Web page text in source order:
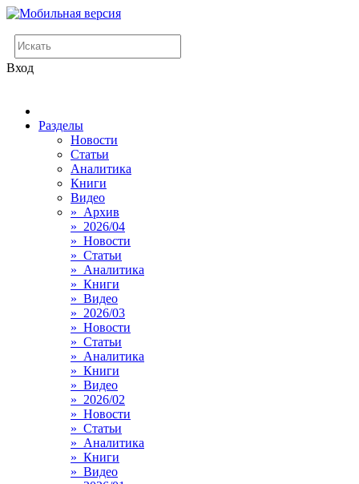
Вход
Разделы
Новости
Статьи
Аналитика
Книги
Видео
» Архив
» 2026/04
» Новости
» Статьи
» Аналитика
» Книги
» Видео
» 2026/03
» Новости
» Статьи
» Аналитика
» Книги
» Видео
» 2026/02
» Новости
» Статьи
» Аналитика
» Книги
» Видео